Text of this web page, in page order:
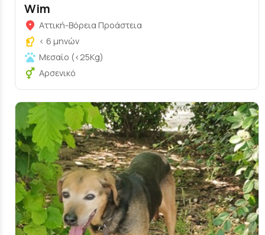
Wim
Αττική-Βόρεια Προάστεια
< 6 μηνών
Μεσαίο (<25Kg)
Αρσενικό